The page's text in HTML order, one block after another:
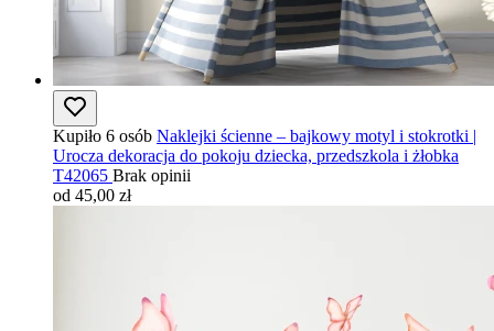
Kupiło 6 osób Naklejki ścienne – bajkowy motyl i stokrotki |
Urocza dekoracja do pokoju dziecka, przedszkola i żłobka
T42065 Brak opinii
od 45,00 zł